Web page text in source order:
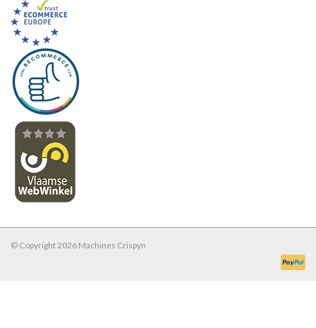
© Copyright 2026 Machines Crispyn